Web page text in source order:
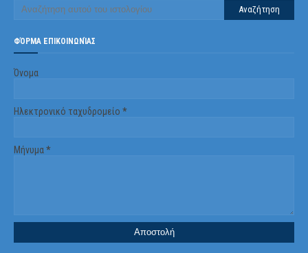
ΦΌΡΜΑ ΕΠΙΚΟΙΝΩΝΊΑΣ
Όνομα
Ηλεκτρονικό ταχυδρομείο *
Μήνυμα*